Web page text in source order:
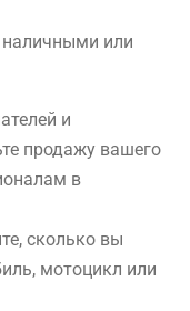
или
и
продажу вашего
в
сколько вы
мотоцикл или